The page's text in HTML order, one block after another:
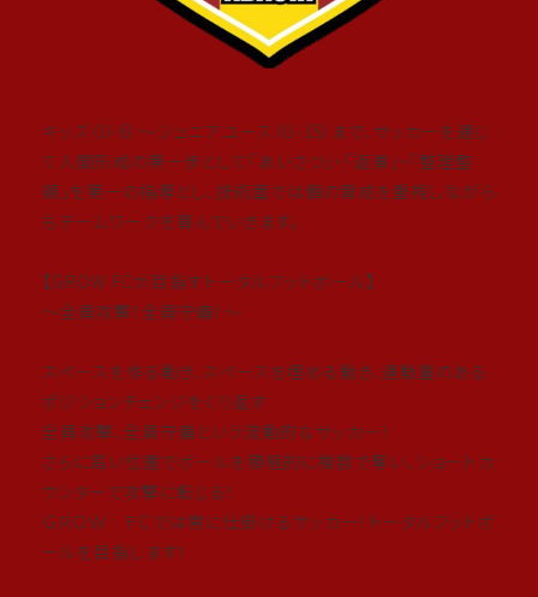
大会名：チャレンジリーグ関東予選
4年生がチャレンジリーグ関東予選で優勝致しました！！
2026年の本選に出場が決まりました！
対戦して頂きましたチームの皆様、大会を運営して頂きました
#レジスタfc
#長谷川太郎
#tre2030strikerproject
#足立区西新井
#足立区習い事
#足立区サッカークラブ
キッズ（U-6）〜ジュニアユース（U-15）まで、サッカーを通じ
て人間形成の第一歩として「あいさつ」・「返事」・「整理整
頓」を第一の指導とし、技術面では個の育成を重視しながら
もチームワークを育んでいきます。
【GROW FCが目指すトータルフットボール】
～全員攻撃！全員守備！～
スペースを作る動き、スペースを埋める動き、運動量のある
ポジションチェンジをくり返す
全員攻撃、全員守備という流動的なサッカー！
さらに高い位置でボールを積極的に複数で奪い、ショートカ
ウンターで攻撃に転じる！
ＧＲＯＷ ＦＣでは常に仕掛けるサッカー！トータルフットボ
ールを目指します！